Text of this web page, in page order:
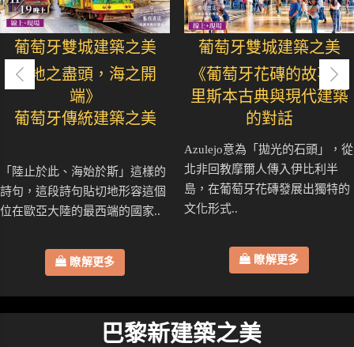
葡萄牙雙城建築之美
《地之盡頭，海之開
端》
葡萄牙傳統建築之美
「陸止於此、海始於斯」這樣的
詩句，這段詩句貼切地形容這個
位在歐亞大陸的最西端的國家..
瞭解更多
葡萄牙雙城建築之美
《葡萄牙花磚的故事》
里斯本古典與現代建築
的對話
Azulejo意為「拋光的石頭」，從
北非回教摩爾人傳入伊比利半
島，在葡萄牙花磚發展出獨特的
文化形式..
瞭解更多
巴黎新建築之美